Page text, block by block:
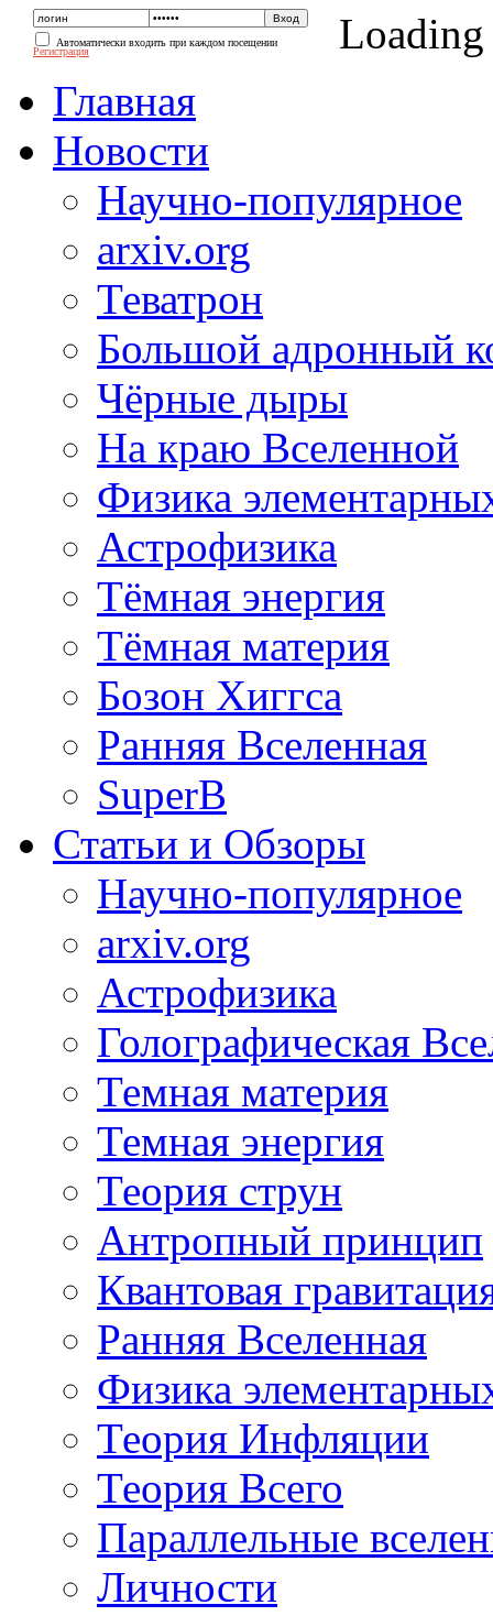
Автоматически входить при каждом посещении
Регистрация
Loading
Главная
Новости
Научно-популярное
arxiv.org
Теватрон
Большой адронный
Чёрные дыры
На краю Вселенной
Физика
Астрофизика
Тёмная энергия
Тёмная материя
Бозон Хиггса
Ранняя Вселенная
SuperB
Статьи и Обзоры
Научно-популярное
arxiv.org
Астрофизика
Голографическая
Темная материя
Темная энергия
Теория струн
Антропный принцип
Квантовая
Ранняя Вселенная
Физика
Теория Инфляции
Теория Всего
Параллельные
Личности